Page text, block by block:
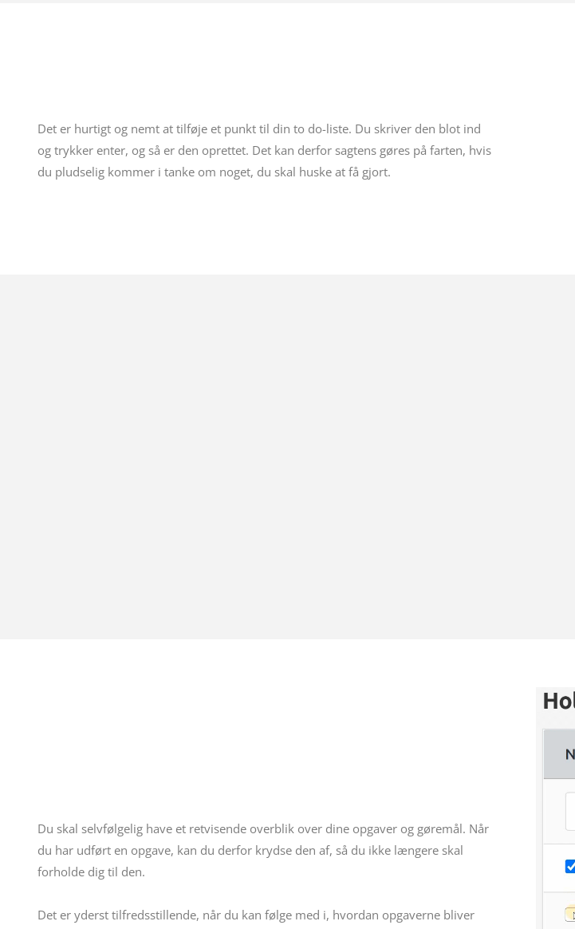
Det er hurtigt og nemt at tilføje et punkt til din to do-liste. Du skriver den blot ind
og trykker enter, og så er den oprettet. Det kan derfor sagtens gøres på farten, hvis
du pludselig kommer i tanke om noget, du skal huske at få gjort.
Du skal selvfølgelig have et retvisende overblik over dine opgaver og gøremål. Når
du har udført en opgave, kan du derfor krydse den af, så du ikke længere skal
forholde dig til den.
Det er yderst tilfredsstillende, når du kan følge med i, hvordan opgaverne bliver